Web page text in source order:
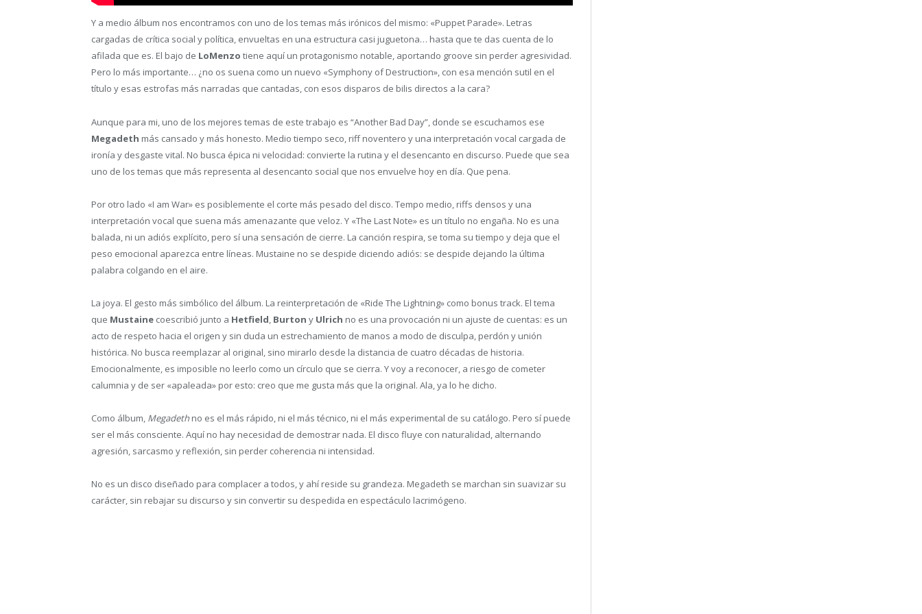
Y a medio álbum nos encontramos con uno de los temas más irónicos del mismo: «Puppet Parade». Letras
cargadas de crítica social y política, envueltas en una estructura casi juguetona… hasta que te das cuenta de lo
afilada que es. El bajo de LoMenzo tiene aquí un protagonismo notable, aportando groove sin perder agresividad.
Pero lo más importante… ¿no os suena como un nuevo «Symphony of Destruction», con esa mención sutil en el
título y esas estrofas más narradas que cantadas, con esos disparos de bilis directos a la cara?
Aunque para mi, uno de los mejores temas de este trabajo es “Another Bad Day”, donde se escuchamos ese
Megadeth más cansado y más honesto. Medio tiempo seco, riff noventero y una interpretación vocal cargada de
ironía y desgaste vital. No busca épica ni velocidad: convierte la rutina y el desencanto en discurso. Puede que sea
uno de los temas que más representa al desencanto social que nos envuelve hoy en día. Que pena.
Por otro lado «I am War» es posiblemente el corte más pesado del disco. Tempo medio, riffs densos y una
interpretación vocal que suena más amenazante que veloz. Y «The Last Note» es un título no engaña. No es una
balada, ni un adiós explícito, pero sí una sensación de cierre. La canción respira, se toma su tiempo y deja que el
peso emocional aparezca entre líneas. Mustaine no se despide diciendo adiós: se despide dejando la última
palabra colgando en el aire.
La joya. El gesto más simbólico del álbum. La reinterpretación de «Ride The Lightning» como bonus track. El tema
que Mustaine coescribió junto a Hetfield, Burton y Ulrich no es una provocación ni un ajuste de cuentas: es un
acto de respeto hacia el origen y sin duda un estrechamiento de manos a modo de disculpa, perdón y unión
histórica. No busca reemplazar al original, sino mirarlo desde la distancia de cuatro décadas de historia.
Emocionalmente, es imposible no leerlo como un círculo que se cierra. Y voy a reconocer, a riesgo de cometer
calumnia y de ser «apaleada» por esto: creo que me gusta más que la original. Ala, ya lo he dicho.
Como álbum, Megadethno es el más rápido, ni el más técnico, ni el más experimental de su catálogo. Pero sí puede
ser el más consciente. Aquí no hay necesidad de demostrar nada. El disco fluye con naturalidad, alternando
agresión, sarcasmo y reflexión, sin perder coherencia ni intensidad.
No es un disco diseñado para complacer a todos, y ahí reside su grandeza. Megadeth se marchan sin suavizar su
carácter, sin rebajar su discurso y sin convertir su despedida en espectáculo lacrimógeno.